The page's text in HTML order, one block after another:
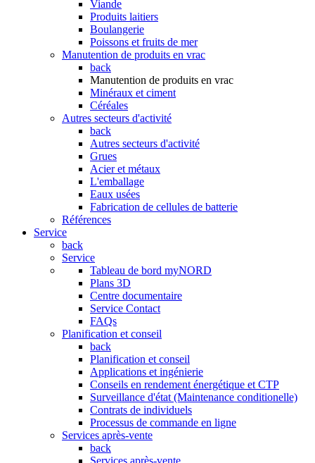
Viande
Produits laitiers
Boulangerie
Poissons et fruits de mer
Manutention de produits en vrac
back
Manutention de produits en vrac
Minéraux et ciment
Céréales
Autres secteurs d'activité
back
Autres secteurs d'activité
Grues
Acier et métaux
L'emballage
Eaux usées
Fabrication de cellules de batterie
Références
Service
back
Service
Tableau de bord myNORD
Plans 3D
Centre documentaire
Service Contact
FAQs
Planification et conseil
back
Planification et conseil
Applications et ingénierie
Conseils en rendement énergétique et CTP
Surveillance d'état (Maintenance conditionelle)
Contrats de individuels
Processus de commande en ligne
Services après-vente
back
Services après-vente